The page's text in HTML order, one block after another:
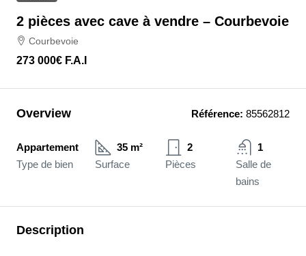
2 pièces avec cave à vendre – Courbevoie
Courbevoie
273 000€ F.A.I
Overview Référence: 85562812
Appartement
Type de bien
35 m²
Surface
2
Pièces
1
Salle de
bains
Description